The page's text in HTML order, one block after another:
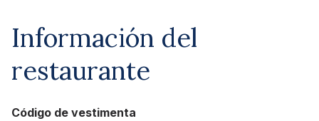
Información del
restaurante
Código de vestimenta